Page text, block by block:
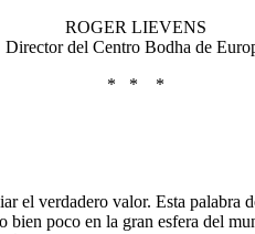
ROGER LIEVENS
Director del Centro Bodha de
* * *
el verdadero valor. Esta palabra
bien poco en la gran esfera del